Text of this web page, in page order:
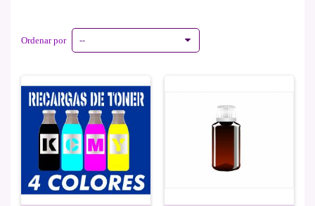
Ordenar por --